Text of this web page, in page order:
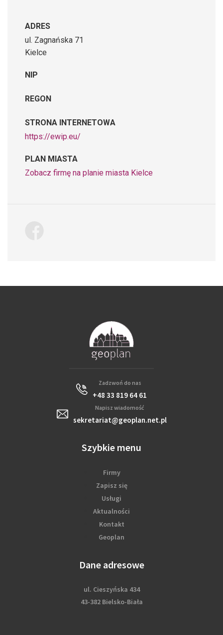
ADRES
ul. Zagnańska 71
Kielce
NIP
REGON
STRONA INTERNETOWA
https://ewip.eu/
PLAN MIASTA
Zobacz firmę na planie miasta Kielce
Zadzwoń do nas
+48 33 819 64 61
Napisz wiadomość
sekretariat@geoplan.net.pl
Szybkie menu
Firmy
Zapisz się
Usługi
Aktualności
Kontakt
Geoplan
Dane adresowe
ul. Cieszyńska 434
43-382 Bielsko-Biała